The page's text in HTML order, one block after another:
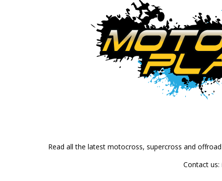
Read all the latest motocross, supercross and
Contact us: